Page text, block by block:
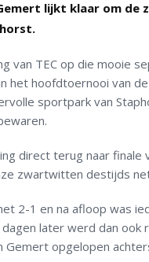
lijkt klaar om
van TEC op die mooie
het hoofdtoernooi van
sportpark van
direct terug naar
zwartwitten destijds
2-1 en na afloop was
later werd dan ook
Gemert opgelopen